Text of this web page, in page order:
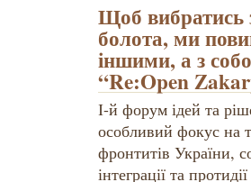
Щоб вибратись
болота, ми
іншими, а з
“Re:Open
І-й форум ідей та
особливий фокус на
фронтитів України,
інтеграції та